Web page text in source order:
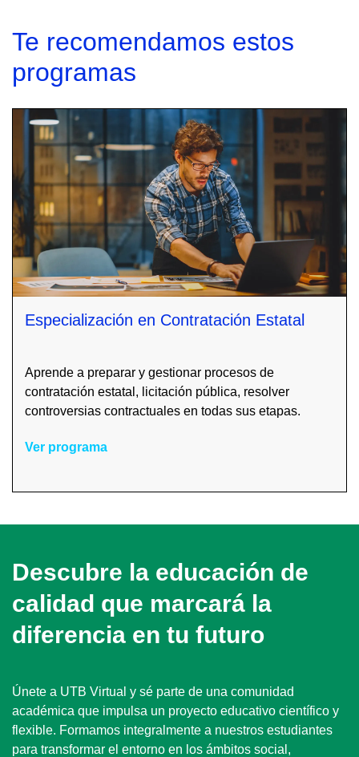
Te recomendamos estos
programas
Especialización en Contratación Estatal
Aprende a preparar y gestionar procesos de
contratación estatal, licitación pública, resolver
controversias contractuales en todas sus etapas.
Ver programa
Descubre la educación de
calidad que marcará la
diferencia en tu futuro
Únete a UTB Virtual y sé parte de una comunidad
académica que impulsa un proyecto educativo científico y
flexible. Formamos integralmente a nuestros estudiantes
para transformar el entorno en los ámbitos social,